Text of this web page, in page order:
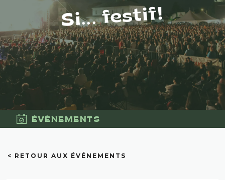
Si... festif!
ÉVÈNEMENTS
< RETOUR AUX ÉVÉNEMENTS